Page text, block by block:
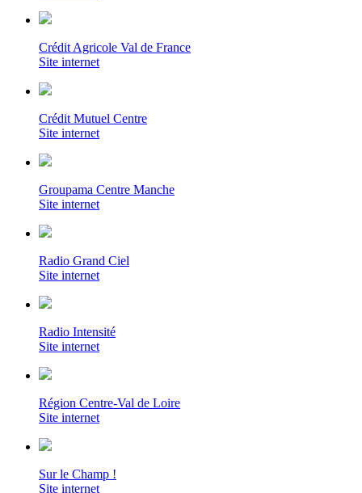
Crédit Agricole Val de France
Site internet
Crédit Mutuel Centre
Site internet
Groupama Centre Manche
Site internet
Radio Grand Ciel
Site internet
Radio Intensité
Site internet
Région Centre-Val de Loire
Site internet
Sur le Champ !
Site internet